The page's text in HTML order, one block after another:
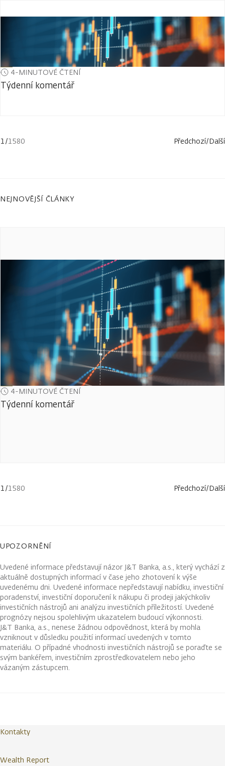
4-MINUTOVÉ ČTENÍ
Týdenní komentář
1/1580 Předchozí/Další
NEJNOVĚJŠÍ ČLÁNKY
4-MINUTOVÉ ČTENÍ
Týdenní komentář
1/1580 Předchozí/Další
UPOZORNĚNÍ
Uvedené informace představují názor J&T Banka, a.s., který vychází z
aktuálně dostupných informací v čase jeho zhotovení k výše
uvedenému dni. Uvedené informace nepředstavují nabídku, investiční
poradenství, investiční doporučení k nákupu či prodeji jakýchkoliv
investičních nástrojů ani analýzu investičních příležitostí. Uvedené
prognózy nejsou spolehlivým ukazatelem budoucí výkonnosti.
J&T Banka, a.s., nenese žádnou odpovědnost, která by mohla
vzniknout v důsledku použití informací uvedených v tomto
materiálu. O případné vhodnosti investičních nástrojů se poraďte se
svým bankéřem, investičním zprostředkovatelem nebo jeho
vázaným zástupcem.
Kontakty
Wealth Report